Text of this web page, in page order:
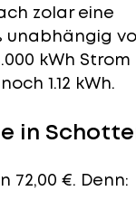
zolar eine
kWh
1.12 kWh.
in
€. Denn: